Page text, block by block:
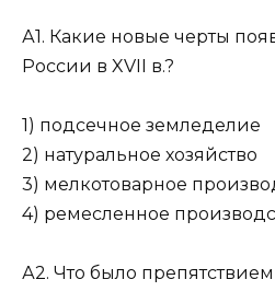
А1. Какие новые черты
России в XVII в.?
1) подсечное земледелие
2) натуральное хозяйство
3) мелкотоварное
4) ремесленное
А2. Что было